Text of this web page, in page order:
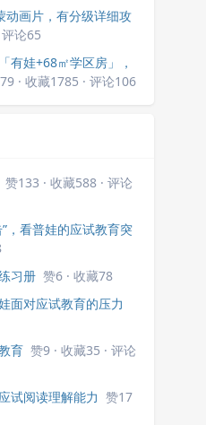
动画片，有分级详细攻
论65
有娃+68㎡学区房」，
· 收藏1785 · 评论106
赞133 · 收藏588 · 评论
，看普娃的应试教育突
习册 赞6 · 收藏78
面对应试教育的压力
育 赞9 · 收藏35 · 评论
试阅读理解能力 赞17